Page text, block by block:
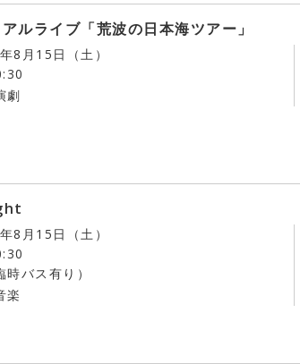
ルライブ「荒波の日本海ツアー」
8月15日（土）
劇
8月15日（土）
時バス有り）
楽